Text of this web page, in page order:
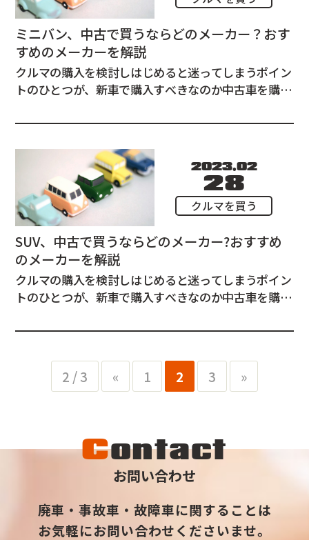
ミニバン、中古で買うならどのメーカー？おす
すめのメーカーを解説
クルマの購入を検討しはじめると迷ってしまうポイン
トのひとつが、新車で購入すべきなのか中古車を購入
後、もしくは5年後に高額で売却できるかどうかで
ついて、ミニバンにフォーカスして解説させてい...
2023.02
28
クルマを買う
SUV、中古で買うならどのメーカー?おすすめ
のメーカーを解説
クルマの購入を検討しはじめると迷ってしまうポイン
トのひとつが、新車で購入すべきなのか中古車を購入
後、もしくは5年後に高額で売却できるかどうかで
ついて、SUVにフォーカスして解説させていた...
2 / 3 « 1 2 3 »
Contact
お問い合わせ
廃車・事故車・故障車に関することは
お気軽にお問い合わせくださいませ。